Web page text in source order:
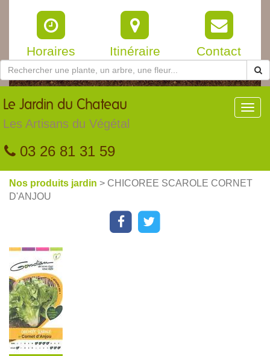
Horaires Itinéraire Contact
Le Jardin du Chateau
Les Artisans du Végétal
03 26 81 31 59
Nos produits jardin > CHICOREE SCAROLE CORNET
D'ANJOU